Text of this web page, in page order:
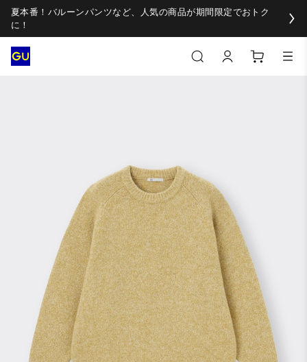
夏本番！バルーンパンツなど、人気の商品が期間限定でおトク
に！